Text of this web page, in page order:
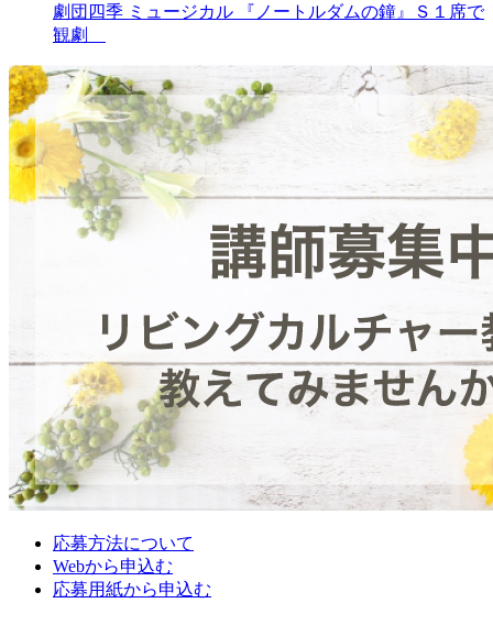
劇団四季 ミュージカル 『ノートルダムの鐘』Ｓ１席で
観劇
応募方法について
Webから申込む
応募用紙から申込む